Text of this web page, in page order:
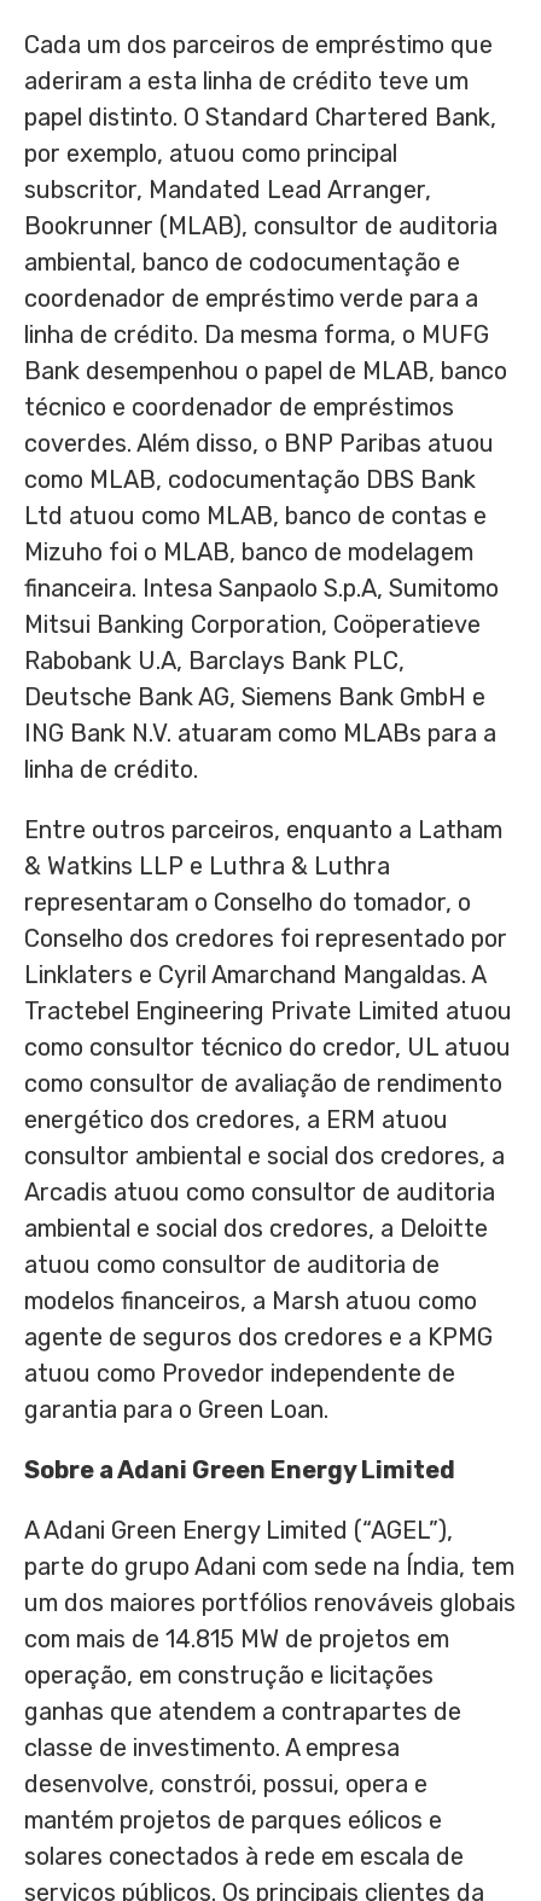
Cada um dos parceiros de empréstimo que
aderiram a esta linha de crédito teve um
papel distinto. O Standard Chartered Bank,
por exemplo, atuou como principal
subscritor, Mandated Lead Arranger,
Bookrunner (MLAB), consultor de auditoria
ambiental, banco de codocumentação e
coordenador de empréstimo verde para a
linha de crédito. Da mesma forma, o MUFG
Bank desempenhou o papel de MLAB, banco
técnico e coordenador de empréstimos
coverdes. Além disso, o BNP Paribas atuou
como MLAB, codocumentação DBS Bank
Ltd atuou como MLAB, banco de contas e
Mizuho foi o MLAB, banco de modelagem
financeira. Intesa Sanpaolo S.p.A, Sumitomo
Mitsui Banking Corporation, Coöperatieve
Rabobank U.A, Barclays Bank PLC,
Deutsche Bank AG, Siemens Bank GmbH e
ING Bank N.V. atuaram como MLABs para a
linha de crédito.
Entre outros parceiros, enquanto a Latham
& Watkins LLP e Luthra & Luthra
representaram o Conselho do tomador, o
Conselho dos credores foi representado por
Linklaters e Cyril Amarchand Mangaldas. A
Tractebel Engineering Private Limited atuou
como consultor técnico do credor, UL atuou
como consultor de avaliação de rendimento
energético dos credores, a ERM atuou
consultor ambiental e social dos credores, a
Arcadis atuou como consultor de auditoria
ambiental e social dos credores, a Deloitte
atuou como consultor de auditoria de
modelos financeiros, a Marsh atuou como
agente de seguros dos credores e a KPMG
atuou como Provedor independente de
garantia para o Green Loan.
Sobre a Adani Green Energy Limited
A Adani Green Energy Limited (“AGEL”),
parte do grupo Adani com sede na Índia, tem
um dos maiores portfólios renováveis globais
com mais de 14.815 MW de projetos em
operação, em construção e licitações
ganhas que atendem a contrapartes de
classe de investimento. A empresa
desenvolve, constrói, possui, opera e
mantém projetos de parques eólicos e
solares conectados à rede em escala de
serviços públicos. Os principais clientes da